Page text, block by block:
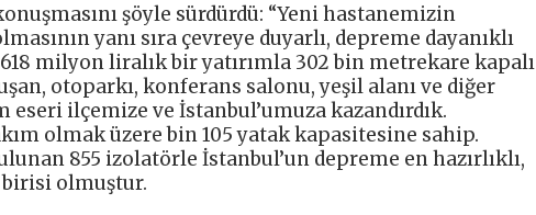
şöyle sürdürdü: “Yeni hastanemizin
yanı sıra çevreye duyarlı, depreme dayanıklı
milyon liralık bir yatırımla 302 bin metrekare kapalı
otoparkı, konferans salonu, yeşil alanı ve diğer
ilçemize ve İstanbul’umuza kazandırdık.
olmak üzere bin 105 yatak kapasitesine sahip.
855 izolatörle İstanbul’un depreme en hazırlıklı,
birisi olmuştur.